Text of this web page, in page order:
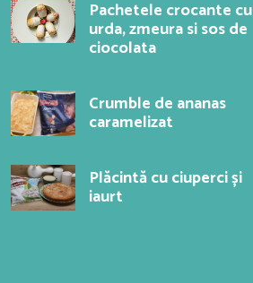
Pachetele crocante cu
urda, zmeura si sos de
ciocolata
Crumble de ananas
caramelizat
Plăcintă cu ciuperci și
iaurt